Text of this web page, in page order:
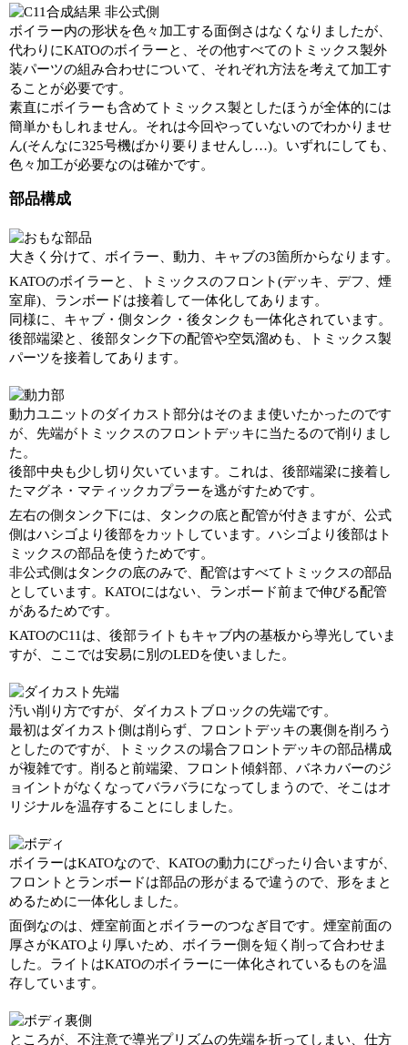
ボイラー内の形状を色々加工する面倒さはなくなりましたが、
代わりにKATOのボイラーと、その他すべてのトミックス製外
装パーツの組み合わせについて、それぞれ方法を考えて加工す
ることが必要です。
素直にボイラーも含めてトミックス製としたほうが全体的には
簡単かもしれません。それは今回やっていないのでわかりませ
ん(そんなに325号機ばかり要りませんし…)。いずれにしても、
色々加工が必要なのは確かです。
部品構成
大きく分けて、ボイラー、動力、キャブの3箇所からなります。
KATOのボイラーと、トミックスのフロント(デッキ、デフ、煙
室扉)、ランボードは接着して一体化してあります。
同様に、キャブ・側タンク・後タンクも一体化されています。
後部端梁と、後部タンク下の配管や空気溜めも、トミックス製
パーツを接着してあります。
動力ユニットのダイカスト部分はそのまま使いたかったのです
が、先端がトミックスのフロントデッキに当たるので削りまし
た。
後部中央も少し切り欠いています。これは、後部端梁に接着し
たマグネ・マティックカプラーを逃がすためです。
左右の側タンク下には、タンクの底と配管が付きますが、公式
側はハシゴより後部をカットしています。ハシゴより後部はト
ミックスの部品を使うためです。
非公式側はタンクの底のみで、配管はすべてトミックスの部品
としています。KATOにはない、ランボード前まで伸びる配管
があるためです。
KATOのC11は、後部ライトもキャブ内の基板から導光していま
すが、ここでは安易に別のLEDを使いました。
汚い削り方ですが、ダイカストブロックの先端です。
最初はダイカスト側は削らず、フロントデッキの裏側を削ろう
としたのですが、トミックスの場合フロントデッキの部品構成
が複雑です。削ると前端梁、フロント傾斜部、バネカバーのジ
ョイントがなくなってバラバラになってしまうので、そこはオ
リジナルを温存することにしました。
ボイラーはKATOなので、KATOの動力にぴったり合いますが、
フロントとランボードは部品の形がまるで違うので、形をまと
めるために一体化しました。
面倒なのは、煙室前面とボイラーのつなぎ目です。煙室前面の
厚さがKATOより厚いため、ボイラー側を短く削って合わせま
した。ライトはKATOのボイラーに一体化されているものを温
存しています。
ところが、不注意で導光プリズムの先端を折ってしまい、仕方